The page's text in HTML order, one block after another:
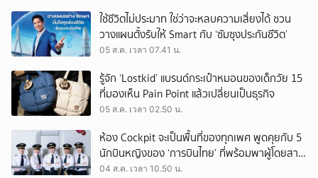
ใช้ชีวิตไม่ประมาท ใช่ว่าจะหลบความเสี่ยงได้ ชวน
วางแผนตั้งรับให้ Smart กับ ‘ซัมซุงประกันชีวิต’
05 ส.ค. เวลา 07.41 น.
รู้จัก ‘Lostkid’ แบรนด์กระเป๋าหมอนของเด็กวัย 15
ที่มองเห็น Pain Point แล้วเปลี่ยนเป็นธุรกิจ
05 ส.ค. เวลา 02.50 น.
ห้อง Cockpit จะเป็นพื้นที่ของทุกเพศ พูดคุยกับ 5
นักบินหญิงของ ‘การบินไทย’ ที่พร้อมพาผู้โดยสาร
บินไปทั่วโลก
04 ส.ค. เวลา 10.50 น.